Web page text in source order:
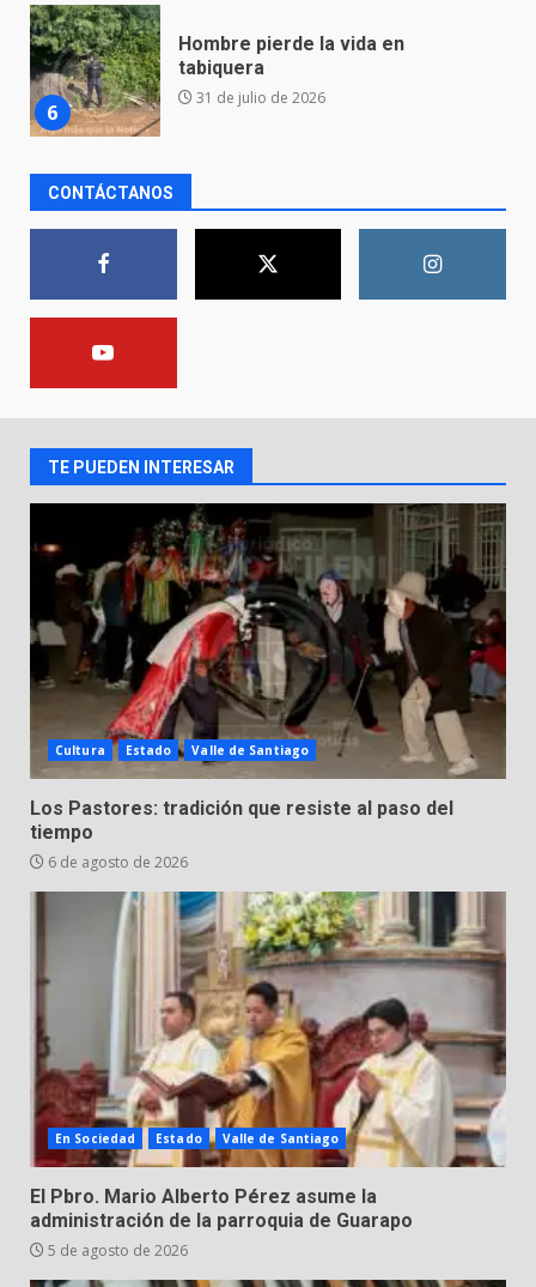
7
Emboscada a policías en Yuriria
31 de julio de 2026
6 de agosto de 2026
2 5 de agosto de 2026
3
FISCALÍA GENERAL DEL ESTADO
FORTALECE LA SEGURIDAD Y LA
LEGALIDAD CON LA
TRANSFERENCIA DE ARMAS DE
FUEGO A LA SECRETARÍA DE LA
DEFENSA NACIONAL
5 de agosto de 2026
4
Muere peatón arrollado por
motociclista en Yuriria
4 de agosto de 2026
5
José Antonio Villanueva
Hombre pierde la vida en
tabiquera
31 de julio de 2026
Emboscada a policías en Yuriria
31 de julio de 2026
CONTÁCTANOS
TE PUEDEN INTERESAR
Cultura Estado Valle de Santiago
Los Pastores: tradición que resiste al paso del
tiempo
6 de agosto de 2026
En Sociedad Estado Valle de Santiago
El Pbro. Mario Alberto Pérez asume la
administración de la parroquia de Guarapo
5 de agosto de 2026